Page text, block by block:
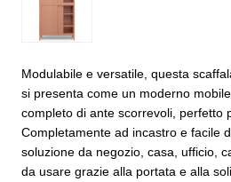
Modulabile e versatile, questa
si presenta come un moderno
completo di ante scorrevoli, perfetto
Completamente ad incastro e facile
soluzione da negozio, casa, ufficio,
da usare grazie alla portata e alla